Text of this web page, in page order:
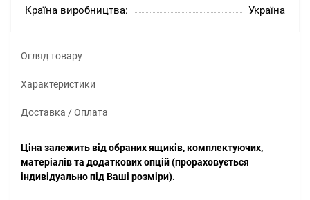
Країна виробництва:
Україна
Огляд товару
Характеристики
Доставка / Оплата
Ціна залежить від обраних ящиків, комплектуючих,
матеріалів та додаткових опцій (прораховується
індивідуально під Ваші розміри).